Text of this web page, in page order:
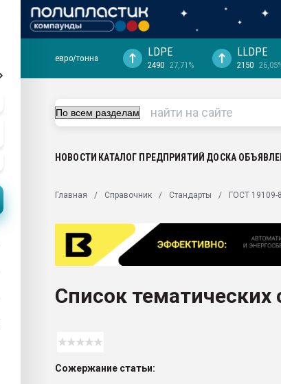
29.07.2026 ФРП помог "Ижевскому
Вакуум-формовочные машины:
ближайшее подмосковье, с.-в.
28.07.2026 Автоматизация выходит на
первый план в переработке
ситуацией на строительном рынке
ПЕРЕЙТИ НА ФОРУМ
евро/тонна LDPE
2490 27,71%
LLDPE
2150
НОВОСТИ КАТАЛОГ ПРЕДПРИЯТИЙ ДОСКА
Главная Справочник Стандарты ГОСТ 19109-
Список тематических
Сожержание статьи: